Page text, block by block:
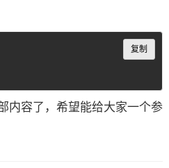
复制
Copy
内容了，希望能给大家一个参